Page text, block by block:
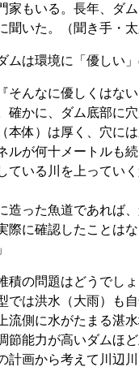
家もいる。長年、ダ
聞いた。（聞き手・太
ムは環境に「優しい
そんなに優しくはな
確かに、ダム底部に
本体）は厚く、穴に
ルが何十メートルも
ている川を上ってい
った魚道であれば
際に確認したことは
積の問題はどうでしょ
では洪水（大雨）も
流側に水がたまる湛
節能力が高いダムほ
計画から考えて川辺